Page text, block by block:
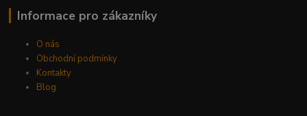
Informace pro zákazníky
O nás
Obchodní podmínky
Kontakty
Blog